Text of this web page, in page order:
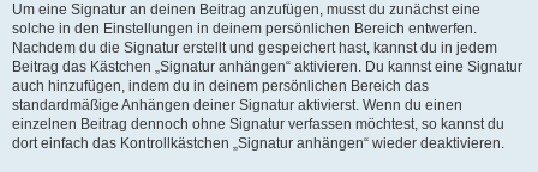
Um eine Signatur an deinen Beitrag anzufügen, musst du zunächst eine
solche in den Einstellungen in deinem persönlichen Bereich entwerfen.
Nachdem du die Signatur erstellt und gespeichert hast, kannst du in jedem
Beitrag das Kästchen „Signatur anhängen“ aktivieren. Du kannst eine Signatur
auch hinzufügen, indem du in deinem persönlichen Bereich das
standardmäßige Anhängen deiner Signatur aktivierst. Wenn du einen
einzelnen Beitrag dennoch ohne Signatur verfassen möchtest, so kannst du
dort einfach das Kontrollkästchen „Signatur anhängen“ wieder deaktivieren.